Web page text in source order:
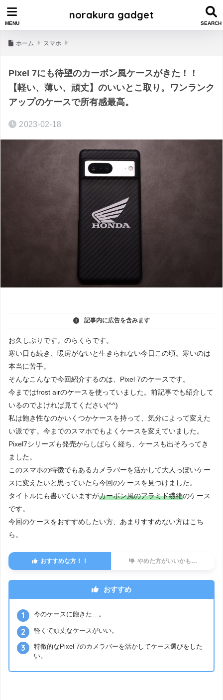
norakura gadget
ホーム スマホ
Pixel 7にも待望のカーボン風ケースがきた！！
【軽い、薄い、頑丈】のいいとこ取り。ワンランク
アップのケースで所有感最高。
2023-02-18
記事内に広告を含みます
お久しぶりです。のらくらです。
寒い日も続き、暖房がないと生きられない今日この頃。寒いのは
本当に苦手。
そんなこんなで今回紹介するのは、Pixel 7のケースです。
今まではfrost airのケースを使っていました。前記事でも紹介して
いるのでよければ見てください(^^)
私は飽き性なのかいくつかケースを持って、気分によって変えた
い派です。今までのスマホでもよくケースを変えていました。
Pixel7シリーズも発売からしばらく経ち、ケースも出そろってき
ました。
このスマホの特徴でもあるカメラバーを活かして大人っぽいケー
スに変えたいと思っていたら今回のケースを見つけました。
タイトルにも書いていますがカーボン風のアラミド繊維のケース
です。
今回のケースをおすすめしたい方、あまりすすめない方はこち
ら。
おすすめな方！！ やめた方がいいかも…
おすすめ
今のケースに飽きた…。
軽くて頑丈なケースがいい。
特徴的なPixel 7のカメラバーを活かしてケース選びをした
い。